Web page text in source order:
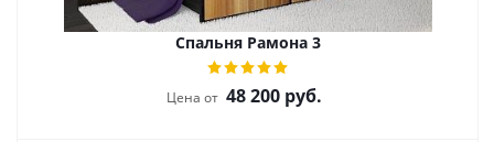
Спальня Рамона 3
Цена от 48 200 руб.